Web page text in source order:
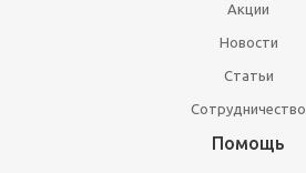
Акции
Новости
Статьи
Сотрудничество
Помощь